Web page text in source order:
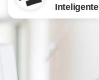
Inteligente